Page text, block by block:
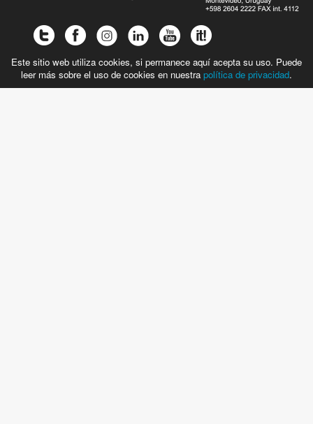
Este sitio web utiliza cookies, si permanece aquí acepta su uso. Puede
leer más sobre el uso de cookies en nuestra política de privacidad.